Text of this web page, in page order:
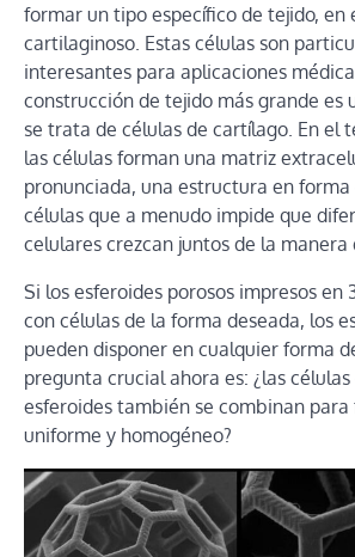
formar un tipo específico de tejido, en
cartilaginoso. Estas células son
interesantes para aplicaciones
construcción de tejido más grande es
se trata de células de cartílago. En el
las células forman una matriz
pronunciada, una estructura en
células que a menudo impide que
celulares crezcan juntos de la manera
Si los esferoides porosos impresos en
con células de la forma deseada, los
pueden disponer en cualquier forma
pregunta crucial ahora es: ¿las
esferoides también se combinan
uniforme y homogéneo?